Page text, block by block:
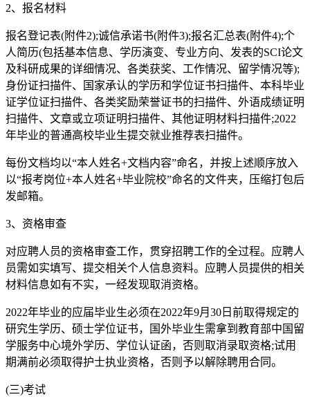
2、报名材料
报名登记表(附件2);诚信承诺书(附件3);报名汇总表(附件4);个
人简历(包括基本信息、学历演变、专业方向、发表的SCI论文
及科研成果的详细情况、各类获奖、工作情况、留学情况等);
身份证扫描件、国家承认的学历和学位证书扫描件、本科毕业
证学位证扫描件、各类奖励荣誉证书的扫描件、外语成绩证明
扫描件、文章或立项证明扫描件、其他证明材料扫描件;2022
年毕业的普通高校毕业生提交就业推荐表扫描件。
每份文档均以“本人姓名+文档内容”命名，并按上述顺序放入
以“报考岗位+本人姓名+毕业院校”命名的文件夹，压缩打包后
发邮箱。
3、资格审查
对应聘人员的资格审查工作，贯穿招聘工作的全过程。应聘人
员需如实填写、提交相关个人信息资料。应聘人员提供的相关
材料信息如有不实，一经发现取消资格。
2022年毕业的应届毕业生必须在2022年9月30日前取得规定的
研究生学历、硕士学位证书，国外毕业生需拿到教育部中国留
学服务中心境外学历、学位认证函，否则取消录取资格;试用
期满前必须取得护士执业资格，否则予以解除聘用合同。
(三)考试